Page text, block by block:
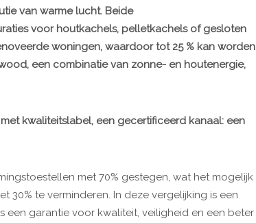
van warme lucht. Beide
voor houtkachels, pelletkachels of gesloten
woningen, waardoor tot 25 % kan worden
een combinatie van zonne- en houtenergie,
kwaliteitslabel, een gecertificeerd kanaal: een
met 70% gestegen, wat het mogelijk
30% te verminderen. In deze vergelijking is een
een garantie voor kwaliteit, veiligheid en een beter